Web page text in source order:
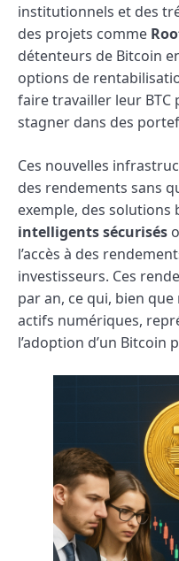
institutionnels et des
des projets comme
détenteurs de Bitcoin
options de
faire travailler leur BTC
stagner dans des
Ces nouvelles
des rendements sans
exemple, des solutions
intelligents sécurisés
l’accès à des
investisseurs. Ces
par an, ce qui, bien
actifs numériques,
l’adoption d’un Bitcoin